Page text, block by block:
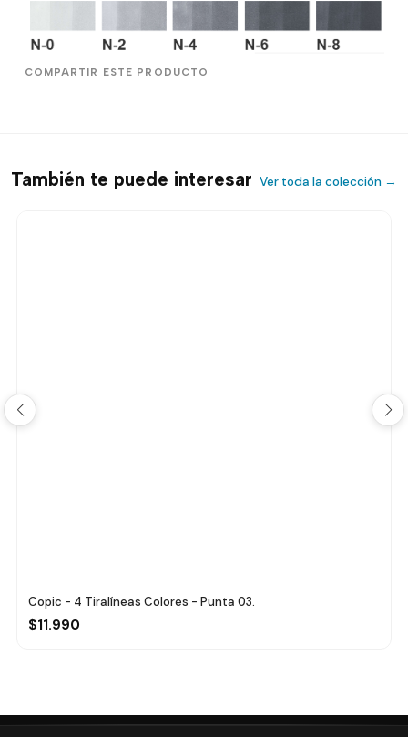
COMPARTIR ESTE PRODUCTO
También te puede interesar Ver toda la colección →
Copic - 4 Tiralíneas Colores - Punta 03.
$11.990